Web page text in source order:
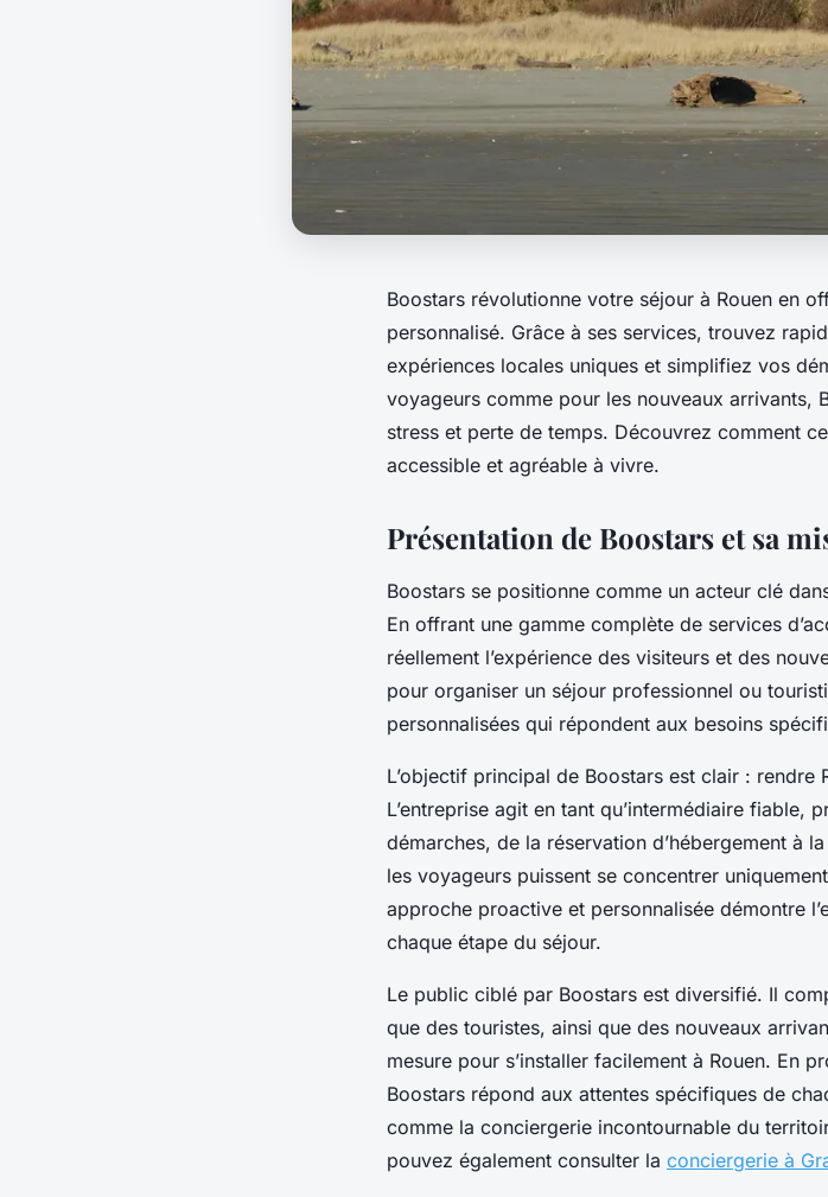
Boostars révolutionne votre séjour à Rouen en
personnalisé. Grâce à ses services, trouvez
expériences locales uniques et simplifiez vos
voyageurs comme pour les nouveaux arrivants,
stress et perte de temps. Découvrez comment
accessible et agréable à vivre.
Présentation de Boostars et sa
Boostars se positionne comme un acteur clé
En offrant une gamme complète de services
réellement l’expérience des visiteurs et des
pour organiser un séjour professionnel ou
personnalisées qui répondent aux besoins
L’objectif principal de Boostars est clair : rendre
L’entreprise agit en tant qu’intermédiaire fiable,
démarches, de la réservation d’hébergement à
les voyageurs puissent se concentrer
approche proactive et personnalisée démontre
chaque étape du séjour.
Le public ciblé par Boostars est diversifié. Il
que des touristes, ainsi que des nouveaux
mesure pour s’installer facilement à Rouen. En
Boostars répond aux attentes spécifiques de
comme la conciergerie incontournable du
pouvez également consulter la conciergerie à